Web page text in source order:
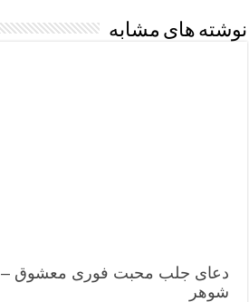
نوشته های مشابه
دعای جلب محبت فوری معشوق
شوهر